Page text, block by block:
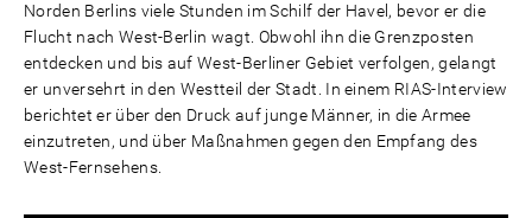
Norden Berlins viele Stunden im Schilf der Havel, bevor er die
Flucht nach West-Berlin wagt. Obwohl ihn die Grenzposten
entdecken und bis auf West-Berliner Gebiet verfolgen, gelangt
er unversehrt in den Westteil der Stadt. In einem RIAS-Interview
berichtet er über den Druck auf junge Männer, in die Armee
einzutreten, und über Maßnahmen gegen den Empfang des
West-Fernsehens.